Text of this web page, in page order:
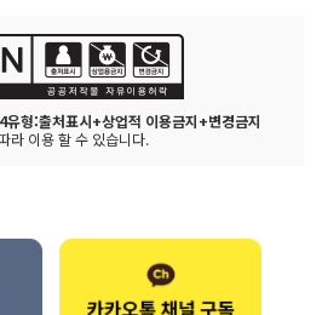
유형:출처표시+상업적 이용금지+변경금지
라 이용 할 수 있습니다.